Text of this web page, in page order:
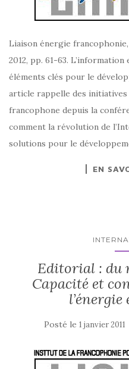
Liaison énergie francophonie,
2012, pp. 61-63.
éléments clés pour le
article rappelle des initiatives
francophone depuis la
comment la révolution de
solutions pour le
EN
Editorial : du
Capacité et
Posté le 1 janvier 2011